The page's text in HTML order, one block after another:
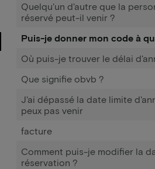
Quelqu'un d'autre que la
réservé peut-il venir ?
Puis-je donner mon code à
Où puis-je trouver le délai
Que signifie obvb ?
J'ai dépassé la date limite
peux pas venir
facture
Comment puis-je modifier la
réservation ?